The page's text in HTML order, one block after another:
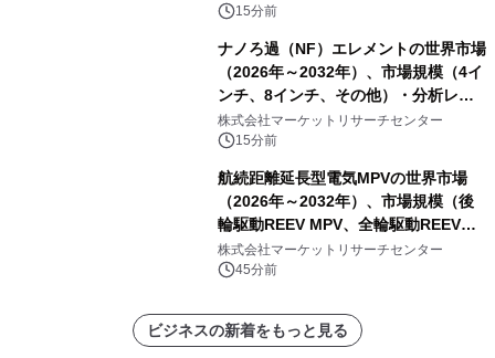
ポートを発表
15分前
ナノろ過（NF）エレメントの世界市場
（2026年～2032年）、市場規模（4イ
ンチ、8インチ、その他）・分析レポ
ートを発表
株式会社マーケットリサーチセンター
15分前
航続距離延長型電気MPVの世界市場
（2026年～2032年）、市場規模（後
輪駆動REEV MPV、全輪駆動REEV
MPV）・分析レポートを発表
株式会社マーケットリサーチセンター
45分前
ビジネスの新着をもっと見る